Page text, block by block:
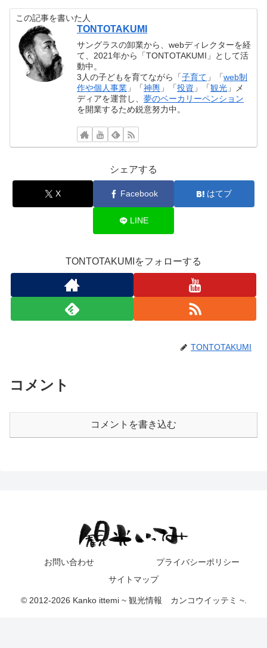
この記事を書いた人
TONTOTAKUMI
サングラスの卸業から、webディレクターを経
て、2021年から「TONTOTAKUMI」として活
動中。
3人の子どもを育てながら「子育て 」「web制
作や個人事業 」「神輿 」「投資 」「観光 」メ
ディアを運営し、夢のベーカリーペンション
を開業するため鋭意努力中。
シェアする
X Facebook はてブ
LINE
TONTOTAKUMIをフォローする
TONTOTAKUMI
コメント
コメントを書き込む
お問い合わせ
プライバシーポリシー
サイトマップ
© 2012-2026 Kanko ittemi ~ 観光情報 カンコウイッテミ ~.